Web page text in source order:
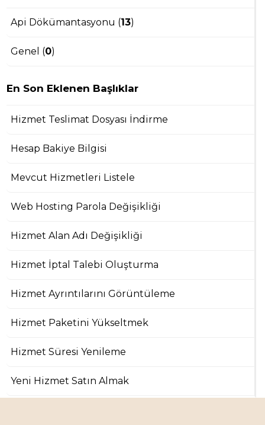
Api Dökümantasyonu (13)
Genel (0)
En Son Eklenen Başlıklar
Hizmet Teslimat Dosyası İndirme
Hesap Bakiye Bilgisi
Mevcut Hizmetleri Listele
Web Hosting Parola Değişikliği
Hizmet Alan Adı Değişikliği
Hizmet İptal Talebi Oluşturma
Hizmet Ayrıntılarını Görüntüleme
Hizmet Paketini Yükseltmek
Hizmet Süresi Yenileme
Yeni Hizmet Satın Almak